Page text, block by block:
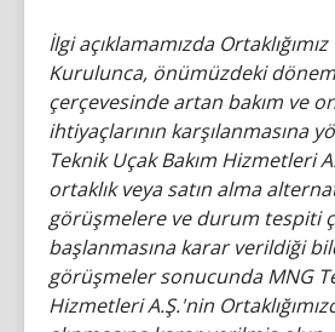
İlgi açıklamamızda
Kurulunca, önümüzdeki
çerçevesinde artan bakım ve
ihtiyaçlarının karşılanmasına
Teknik Uçak Bakım Hizmetleri
ortaklık veya satın alma
görüşmelere ve durum tespiti
başlanmasına karar verildiği
görüşmeler sonucunda MNG
Hizmetleri A.Ş.'nin